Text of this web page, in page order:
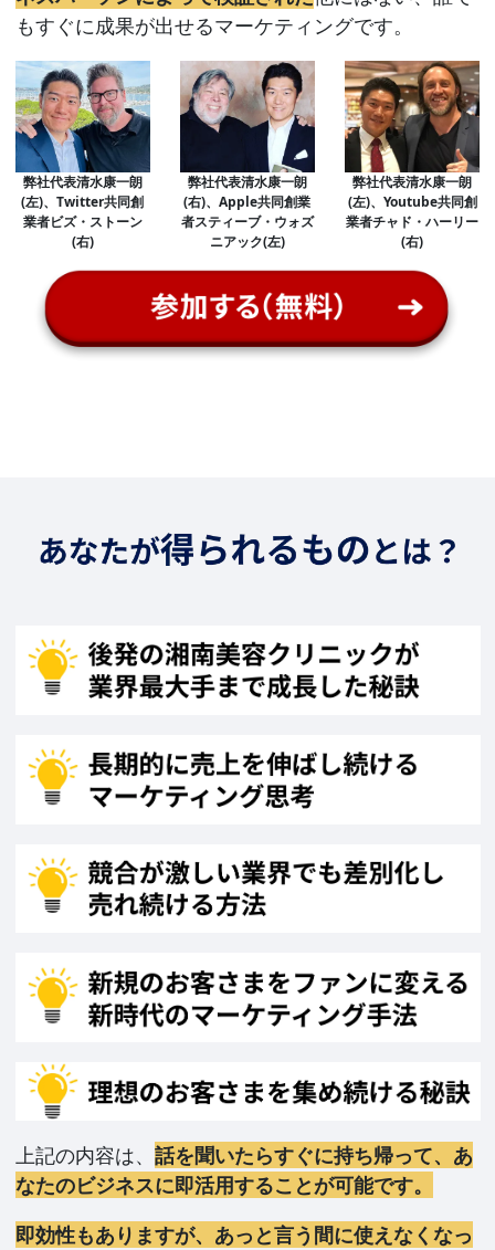
もすぐに成果が出せるマーケティングです。
弊社代表清水康一朗
(左)、Twitter共同創
業者ビズ・ストーン
(右)
弊社代表清水康一朗
(右)、Apple共同創業
者スティーブ・ウォズ
ニアック(左)
弊社代表清水康一朗
(左)、Youtube共同創
業者チャド・ハーリー
(右)
上記の内容は、 話を聞いたらすぐに持ち帰って、あ
なたのビジネスに即活用することが可能です。
即効性もありますが、あっと言う間に使えなくなっ